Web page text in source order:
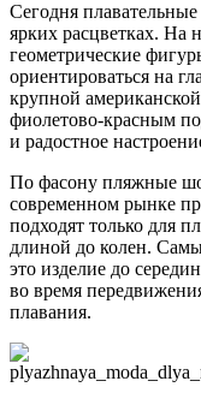
Сегодня
ярких расцветках. На
геометрические
ориентироваться на
крупной
фиолетово-красным
и радостное
По фасону пляжные
современном рынке
подходят только для
длиной до колен.
это изделие до
во время
плавания.